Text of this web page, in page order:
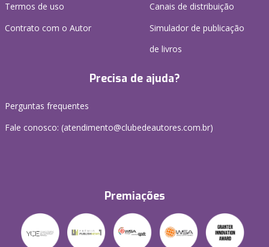
Termos de uso
Contrato com o Autor
Canais de distribuição
Simulador de publicação
de livros
Precisa de ajuda?
Perguntas frequentes
Fale conosco: (atendimento@clubedeautores.com.br)
Premiações